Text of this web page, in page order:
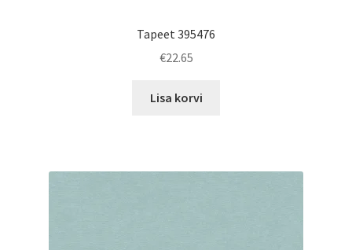
Tapeet 395476
€22.65
Lisa korvi